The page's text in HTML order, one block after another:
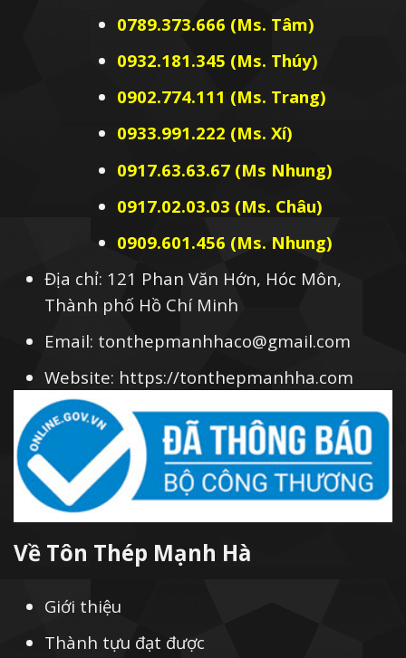
0789.373.666 (Ms. Tâm)
0932.181.345 (Ms. Thúy)
0902.774.111 (Ms. Trang)
0933.991.222 (Ms. Xí)
0917.63.63.67 (Ms Nhung)
0917.02.03.03 (Ms. Châu)
0909.601.456 (Ms. Nhung)
Địa chỉ: 121 Phan Văn Hớn, Hóc Môn,
Thành phố Hồ Chí Minh
Email: tonthepmanhhaco@gmail.com
Website: https://tonthepmanhha.com
Về Tôn Thép Mạnh Hà
Giới thiệu
Thành tựu đạt được